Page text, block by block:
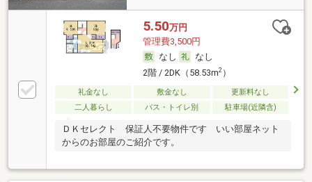
5.50万円
管理費3,500円
なし
なし
2階 / 2DK（58.53m2）
礼金なし 敷金なし
更新料なし
二人暮らし
バス・トイレ別 駐車場(近隣含)
ＤＫセレクト 保証人不要物件です いい部屋ネット
からのお部屋のご紹介です。